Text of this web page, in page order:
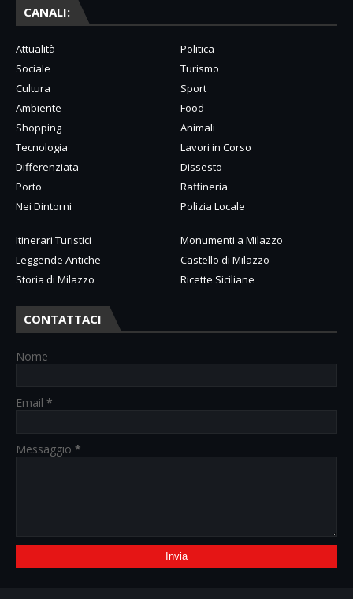
CANALI:
Attualità
Politica
Sociale
Turismo
Cultura
Sport
Ambiente
Food
Shopping
Animali
Tecnologia
Lavori in Corso
Differenziata
Dissesto
Porto
Raffineria
Nei Dintorni
Polizia Locale
Itinerari Turistici
Monumenti a Milazzo
Leggende Antiche
Castello di Milazzo
Storia di Milazzo
Ricette Siciliane
CONTATTACI
Nome
Email *
Messaggio *